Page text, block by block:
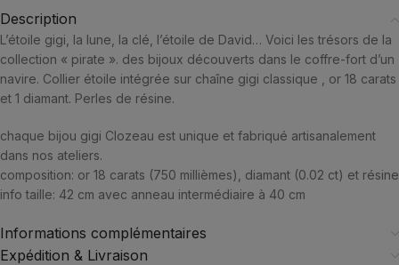
Description
L’étoile gigi, la lune, la clé, l’étoile de David… Voici les trésors de la
collection « pirate ». des bijoux découverts dans le coffre-fort d’un
navire. Collier étoile intégrée sur chaîne gigi classique , or 18 carats
et 1 diamant. Perles de résine.
chaque bijou gigi Clozeau est unique et fabriqué artisanalement
dans nos ateliers.
composition: or 18 carats (750 millièmes), diamant (0.02 ct) et résine
info taille: 42 cm avec anneau intermédiaire à 40 cm
Informations complémentaires
Expédition & Livraison